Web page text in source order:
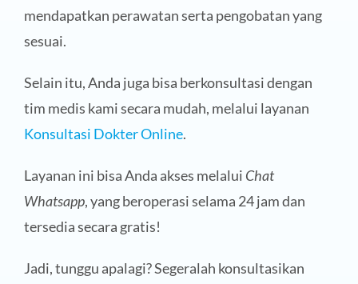
mendapatkan perawatan serta pengobatan yang
sesuai.
Selain itu, Anda juga bisa berkonsultasi dengan
tim medis kami secara mudah, melalui layanan
Konsultasi Dokter Online.
Layanan ini bisa Anda akses melalui Chat
Whatsapp, yang beroperasi selama 24 jam dan
tersedia secara gratis!
Jadi, tunggu apalagi? Segeralah konsultasikan